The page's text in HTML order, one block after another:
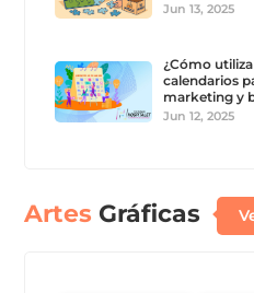
Jun 13, 2025
¿Cómo
calendarios
marketing y
Jun 12, 2025
Artes Gráficas